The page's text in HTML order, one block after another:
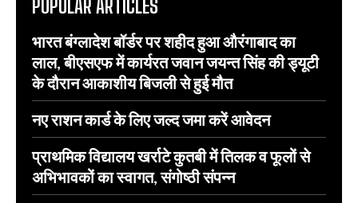
POPULAR ARTICLES
भारत बंग्लादेश बॉर्डर पर शहीद हुआ औरंगाबाद का
लाल, बीएसएफ में कार्यरत जवान जयन्त सिंह की ड्यूटी
के दौरान आकाशीय बिजली से हुई मौत
नए राशन कार्ड के लिए जल्द जमा करें आवेदन
प्राथमिक विद्यालय खर्राटे कुतबी में तिलक व फूलों से
अभिभावकों का स्वागत, संगोष्ठी संपन्न